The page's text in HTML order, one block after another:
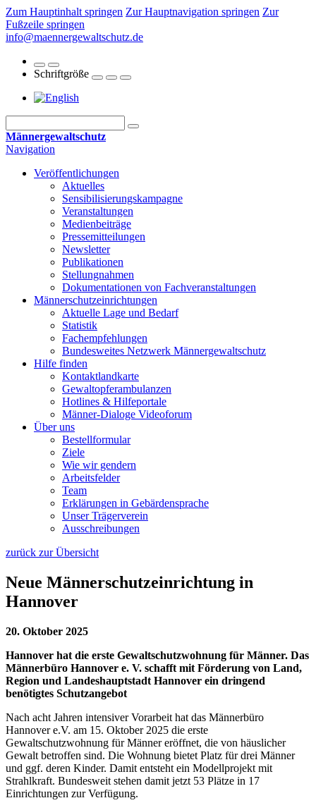
Zum Hauptinhalt springen Zur Hauptnavigation springen Zur
Fußzeile springen
info@maennergewaltschutz.de
Schriftgröße
Männergewaltschutz
Navigation
Veröffentlichungen
Aktuelles
Sensibilisierungskampagne
Veranstaltungen
Medienbeiträge
Pressemitteilungen
Newsletter
Publikationen
Stellungnahmen
Dokumentationen von Fachveranstaltungen
Männerschutz­einrichtungen
Aktuelle Lage und Bedarf
Statistik
Fachempfehlungen
Bundesweites Netzwerk Männergewaltschutz
Hilfe finden
Kontaktlandkarte
Gewaltopfer­ambulanzen
Hotlines & Hilfeportale
Männer-Dialoge Videoforum
Über uns
Bestellformular
Ziele
Wie wir gendern
Arbeitsfelder
Team
Erklärungen in Gebärdensprache
Unser Trägerverein
Ausschreibungen
zurück zur Übersicht
Neue Männerschutzeinrichtung in
Hannover
20. Oktober 2025
Hannover hat die erste Gewaltschutzwohnung für Männer. Das
Männerbüro Hannover e. V. schafft mit Förderung von Land,
Region und Landeshauptstadt Hannover ein dringend
benötigtes Schutzangebot
Nach acht Jahren intensiver Vorarbeit hat das Männerbüro
Hannover e.V. am 15. Oktober 2025 die erste
Gewaltschutzwohnung für Männer eröffnet, die von häuslicher
Gewalt betroffen sind. Die Wohnung bietet Platz für drei Männer
und ggf. deren Kinder. Damit entsteht ein Modellprojekt mit
Strahlkraft. Bundesweit stehen damit jetzt 53 Plätze in 17
Einrichtungen zur Verfügung.